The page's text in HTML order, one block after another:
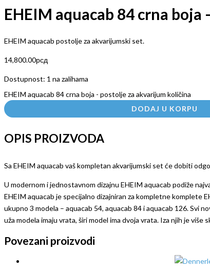
EHEIM aquacab 84 crna
EHEIM aquacab postolje za akvarijumski set.
14,800.00рсд
Dostupnost: 1 na zalihama
EHEIM aquacab 84 crna boja - postolje za akvarijum količina
DODAJ U KORPU
OPIS PROIZVODA
Sa EHEIM aquacab vaš kompletan akvarijumski set će dobiti
U modernom i jednostavnom dizajnu EHEIM aquacab podiže
EHEIM aquacab je specijalno dizajniran za kompletne komplete
ukupno 3 modela – aquacab 54, aquacab 84 i aquacab 126. Svi
uža modela imaju vrata, širi model ima dvoja vrata. Iza njih je
Povezani proizvodi